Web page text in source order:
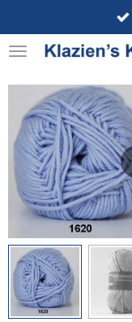
direct
naar
hoofdinhoud